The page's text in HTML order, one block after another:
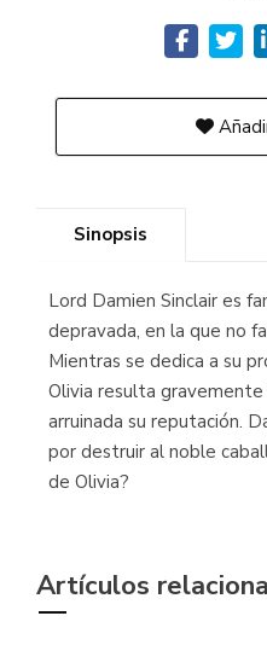
Sinopsis
Lord Damien Sinclair es
depravada, en la que no
Mientras se dedica a su
Olivia resulta
arruinada su reputación.
por destruir al noble
de Olivia?
Artículos